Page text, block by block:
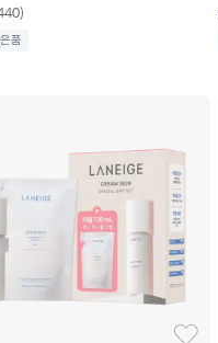
)
품